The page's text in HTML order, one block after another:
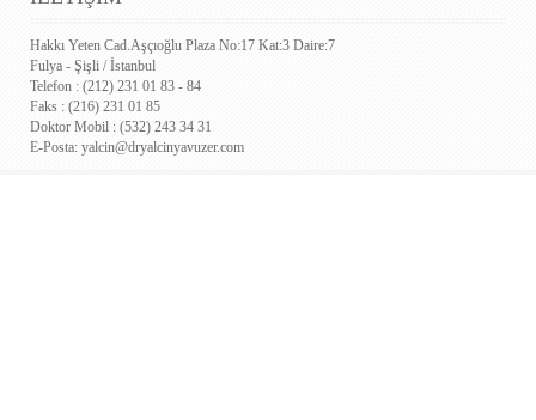
Hakkı Yeten Cad.Aşçıoğlu Plaza No:17 Kat:3 Daire:7
Fulya - Şişli / İstanbul
Telefon : (212) 231 01 83 - 84
Faks : (216) 231 01 85
Doktor Mobil : (532) 243 34 31
E-Posta: yalcin@dryalcinyavuzer.com